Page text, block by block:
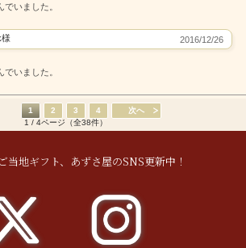
いました。
様 2016/12/26
いました。
1 2 3 4
次へ
1 / 4ページ（全38件）
当地ギフト、あずさ屋のSNS更新中！